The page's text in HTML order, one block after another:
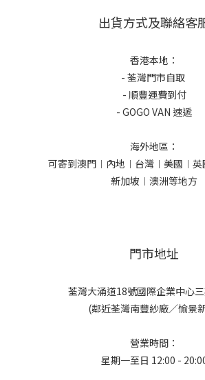
出貨方式及聯絡客
香港本地：
- 荃灣門市自取
- 順豐運費到付
- GOGO VAN 速遞
海外地區：
可寄到澳門︱內地︱台灣︱美國︱
新加坡︱澳洲等地方
門市地址
荃灣大涌道18號國際企業中心
(鄰近荃灣南豐紗廠／愉景
營業時間：
星期一至日 12:00 -